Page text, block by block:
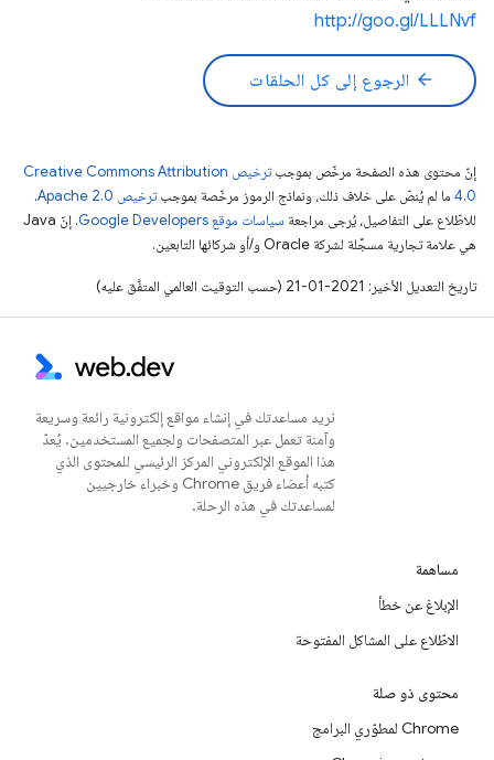
http://goo.gl/LLLNvf
arrow_back الرجوع إلى كل الحلقات
إنّ محتوى هذه الصفحة مرخّص بموجب
ترخيص Creative Commons Attribution
4.0‏ ما لم يُنصّ على خلاف ذلك، ونماذج الرموز مرخّصة بموجبترخيص Apache 2.0‏
.
للاطّلاع على التفاصيل، يُرجى مراجعة سياسات موقع Google Developers‏
. إنّ Java
هي علامة تجارية مسجَّلة لشركة Oracle و/أو شركائها التابعين.
تاريخ التعديل الأخير: 2021-01-21 (حسب التوقيت العالمي المتفَّق عليه)
نريد مساعدتك في إنشاء مواقع إلكترونية رائعة وسريعة
وآمنة تعمل عبر المتصفحات ولجميع المستخدمين. يُعدّ
هذا الموقع الإلكتروني المركز الرئيسي للمحتوى الذي
كتبه أعضاء فريق Chrome وخبراء خارجيين
لمساعدتك في هذه الرحلة.
مساهمة
الإبلاغ عن خطأ
الاطّلاع على المشاكل المفتوحة
محتوى ذو صلة
Chrome لمطوّري البرامج